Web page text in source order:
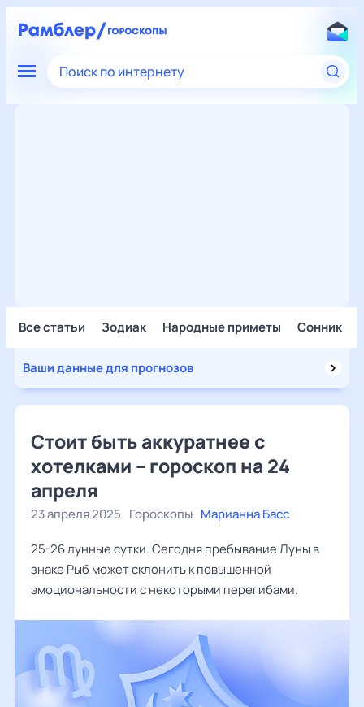
Поиск по интернету
Все статьи Зодиак Народные приметы Сонник
Ваши данные для прогнозов
Стоит быть аккуратнее с
хотелками – гороскоп на 24
апреля
23 апреля 2025 Гороскопы Марианна Басс
25-26 лунные сутки. Сегодня пребывание Луны в
знаке Рыб может склонить к повышенной
эмоциональности с некоторыми перегибами.